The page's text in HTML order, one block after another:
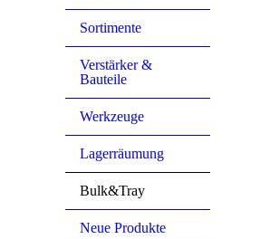
Sortimente
Verstärker &
Bauteile
Werkzeuge
Lagerräumung
Bulk&Tray
Neue Produkte